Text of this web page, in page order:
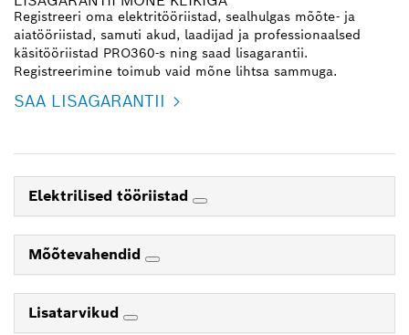
Registreeri oma elektritööriistad, sealhulgas mõõte- ja
aiatööriistad, samuti akud, laadijad ja professionaalsed
käsitööriistad PRO360-s ning saad lisagarantii.
Registreerimine toimub vaid mõne lihtsa sammuga.
SAA LISAGARANTII
Elektrilised tööriistad
Mõõtevahendid
Lisatarvikud